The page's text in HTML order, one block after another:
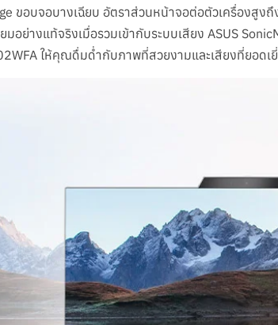
ขอบจอบางเฉียบ อัตราส่วนหน้าจอต่อตัวเครื่องสู
อย่างแท้จริงเมื่อรวมเข้ากับระบบเสียง ASUS
ให้คุณดื่มด่ำกับภาพที่สวยงามและเสียงที่ยอด